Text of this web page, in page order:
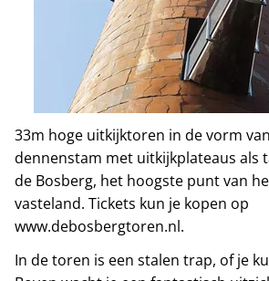
33m hoge uitkijktoren in de vorm
dennenstam met uitkijkplateaus als
de Bosberg, het hoogste punt van
vasteland. Tickets kun je kopen op
www.debosbergtoren.nl.
In de toren is een stalen trap, of je